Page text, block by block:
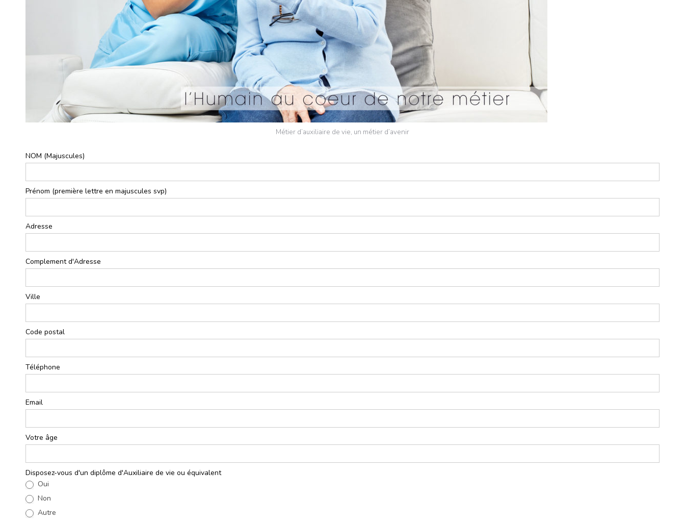
Métier d’auxiliaire de vie, un métier d’avenir
JOB
AVS
NOM (Majuscules)
Prénom (première lettre en majuscules svp)
Adresse
Complement d'Adresse
Ville
Code postal
Téléphone
Email
Votre âge
Disposez-vous d'un diplôme d'Auxiliaire de vie ou équivalent
Oui
Non
Autre